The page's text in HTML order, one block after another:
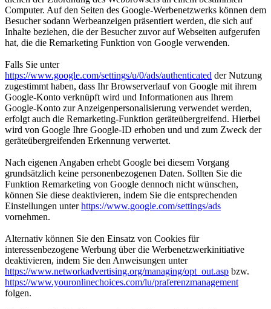
Computer. Auf den Seiten des Google-Werbenetzwerks können dem
Besucher sodann Werbeanzeigen präsentiert werden, die sich auf
Inhalte beziehen, die der Besucher zuvor auf Webseiten aufgerufen
hat, die die Remarketing Funktion von Google verwenden.
Falls Sie unter
https://www.google.com/settings/u/0/ads/authenticated der Nutzung
zugestimmt haben, dass Ihr Browserverlauf von Google mit ihrem
Google-Konto verknüpft wird und Informationen aus Ihrem
Google-Konto zur Anzeigenpersonalisierung verwendet werden,
erfolgt auch die Remarketing-Funktion geräteübergreifend. Hierbei
wird von Google Ihre Google-ID erhoben und und zum Zweck der
geräteübergreifenden Erkennung verwertet.
Nach eigenen Angaben erhebt Google bei diesem Vorgang
grundsätzlich keine personenbezogenen Daten. Sollten Sie die
Funktion Remarketing von Google dennoch nicht wünschen,
können Sie diese deaktivieren, indem Sie die entsprechenden
Einstellungen unterhttps://www.google.com/settings/ads
vornehmen.
Alternativ können Sie den Einsatz von Cookies für
interessenbezogene Werbung über die Werbenetzwerkinitiative
deaktivieren, indem Sie den Anweisungen unter
https://www.networkadvertising.org/managing/opt_out.asp bzw.
https://www.youronlinechoices.com/lu/praferenzmanagement
folgen.